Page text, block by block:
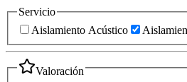
Servicio
Aislamiento Acústico
Valoración